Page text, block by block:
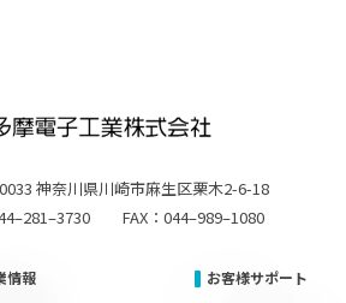
神奈川県川崎市麻生区栗木2-6-18
FAX：044–989–1080
情報
お客様サポート